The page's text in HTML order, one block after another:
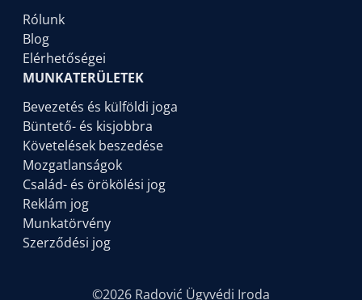
Rólunk
Blog
Elérhetőségei
MUNKATERÜLETEK
Bevezetés és külföldi joga
Büntető- és kisjobbra
Követelések beszedése
Mozgatlanságok
Család- és örökölési jog
Reklám jog
Munkatörvény
Szerződési jog
©2026 Radović Ügyvédi Iroda